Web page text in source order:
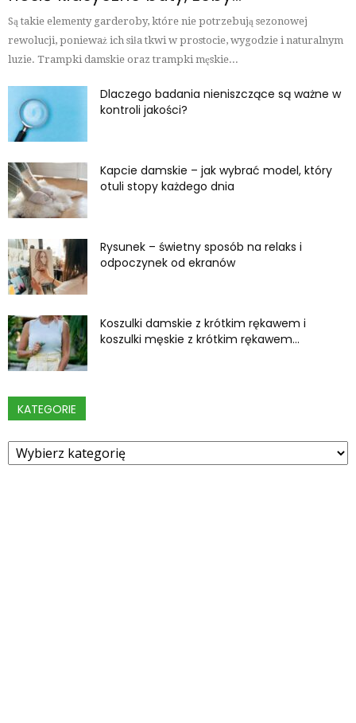
Są takie elementy garderoby, które nie potrzebują sezonowej
rewolucji, ponieważ ich siła tkwi w prostocie, wygodzie i naturalnym
luzie. Trampki damskie oraz trampki męskie...
Dlaczego badania nieniszczące są ważne w
kontroli jakości?
Kapcie damskie – jak wybrać model, który
otuli stopy każdego dnia
Rysunek – świetny sposób na relaks i
odpoczynek od ekranów
Koszulki damskie z krótkim rękawem i
koszulki męskie z krótkim rękawem...
KATEGORIE
Kategorie